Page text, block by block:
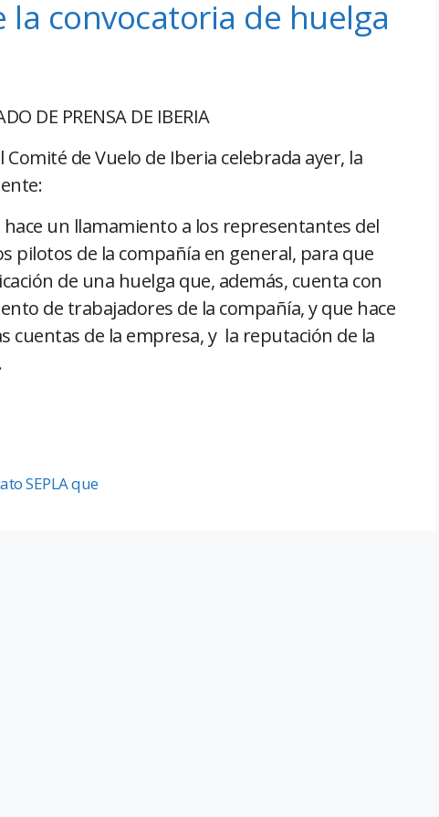
la convocatoria de huelga
DE PRENSA DE IBERIA
de Vuelo de Iberia celebrada ayer, la
un llamamiento a los representantes del
pilotos de la compañía en general, para que
de una huelga que, además, cuenta con
de trabajadores de la compañía, y que hace
cuentas de la empresa, y la reputación de la
SEPLA que